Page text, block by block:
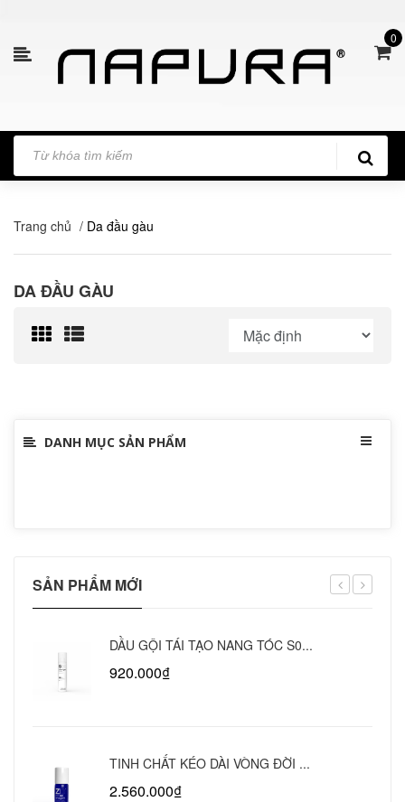
0
Trang chủ / Da đầu gàu
DA ĐẦU GÀU
DANH MỤC SẢN PHẨM
SẢN PHẨM MỚI
DẦU GỘI TÁI TẠO NANG TÓC S0...
920.000₫
TINH CHẤT KÉO DÀI VÒNG ĐỜI ...
2.560.000₫